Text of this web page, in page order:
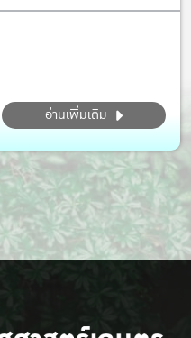
อ่านเพิ่มเติม